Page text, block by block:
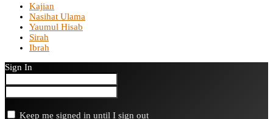
Kajian
Nasihat Ulama
Yaumul Hisab
Sirah
Ibrah
Sign In
Keep me signed in until I sign out